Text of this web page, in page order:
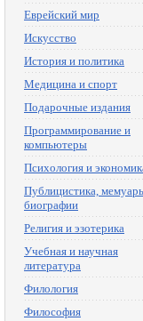
Еврейский мир
Искусство
История и политика
Медицина и спорт
Подарочные издания
Программирование и
компьютеры
Психология и
Публицистика,
биографии
Религия и эзотерика
Учебная и научная
литература
Филология
Философия